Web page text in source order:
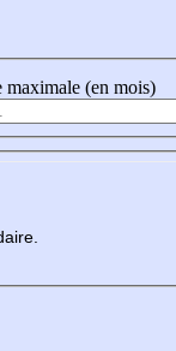
maximale (en mois)